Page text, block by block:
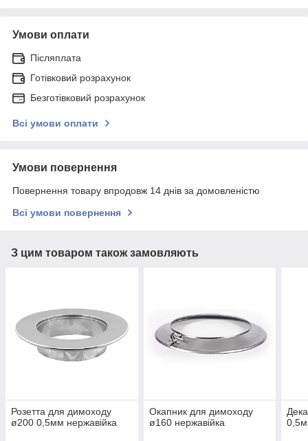
Умови оплати
Післяплата
Готівковий розрахунок
Безготівковий розрахунок
Всі умови оплати
Умови повернення
Повернення товару впродовж 14 днів за домовленістю
Всі умови повернення
З цим товаром також замовляють
Розетта для димоходу
ø200 0,5мм нержавійка
Окапник для димоходу
ø160 нержавійка